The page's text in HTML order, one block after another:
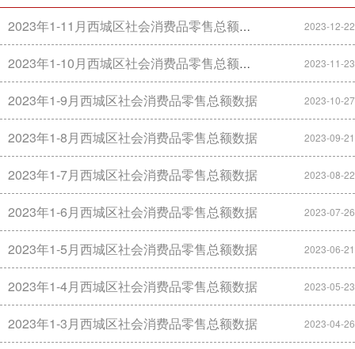
2023年1-11月西城区社会消费品零售总额数据 2023-12-22
2023年1-10月西城区社会消费品零售总额数据 2023-11-23
2023年1-9月西城区社会消费品零售总额数据 2023-10-27
2023年1-8月西城区社会消费品零售总额数据 2023-09-21
2023年1-7月西城区社会消费品零售总额数据 2023-08-22
2023年1-6月西城区社会消费品零售总额数据 2023-07-26
2023年1-5月西城区社会消费品零售总额数据 2023-06-21
2023年1-4月西城区社会消费品零售总额数据 2023-05-23
2023年1-3月西城区社会消费品零售总额数据 2023-04-26